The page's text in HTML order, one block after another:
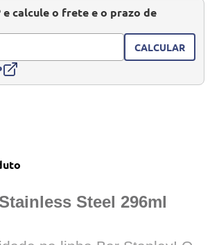
e calcule o frete e o prazo de
CALCULAR
Steel 296ml